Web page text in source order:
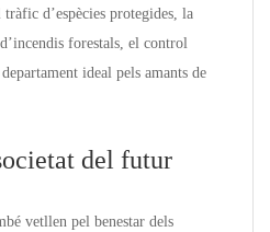
d’espècies protegides, la
forestals, el control
ideal pels amants de
del futur
vetllen pel benestar dels